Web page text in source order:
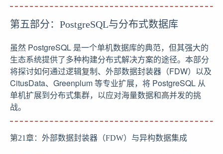
第五部分：PostgreSQL与分布式数据库
虽然 PostgreSQL 是一个单机数据库的典范，但其强大的
生态系统提供了多种构建分布式解决方案的途径。本部分
将探讨如何通过逻辑复制、外部数据封装器（FDW）以及
CitusData、Greenplum 等专业扩展，将 PostgreSQL 从
单机扩展到分布式集群，以应对海量数据和高并发的挑
战。
第21章：外部数据封装器（FDW）与异构数据集成